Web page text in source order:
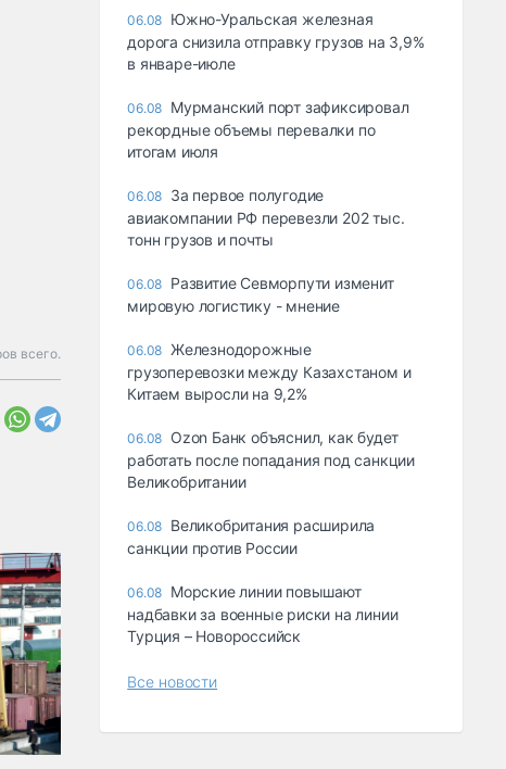
всего.
06.08 Южно-Уральская железная
дорога снизила отправку грузов на 3,9%
в январе-июле
06.08 Мурманский порт зафиксировал
рекордные объемы перевалки по
итогам июля
06.08 За первое полугодие
авиакомпании РФ перевезли 202 тыс.
тонн грузов и почты
06.08 Развитие Севморпути изменит
мировую логистику - мнение
06.08 Железнодорожные
грузоперевозки между Казахстаном и
Китаем выросли на 9,2%
06.08 Ozon Банк объяснил, как будет
работать после попадания под санкции
Великобритании
06.08 Великобритания расширила
санкции против России
06.08 Морские линии повышают
надбавки за военные риски на линии
Турция – Новороссийск
Все новости